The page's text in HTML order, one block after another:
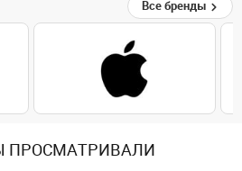
Все бренды
ПРОСМАТРИВАЛИ